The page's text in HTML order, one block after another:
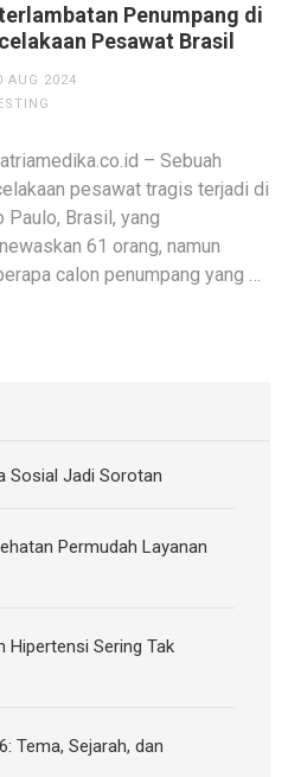
Penumpang di
Pesawat Brasil
AUG 2024
– Sebuah
pesawat tragis terjadi di
Paulo, Brasil, yang
61 orang, namun
calon penumpang yang …
Sosial Jadi Sorotan
Permudah Layanan
Hipertensi Sering Tak
Tema, Sejarah, dan